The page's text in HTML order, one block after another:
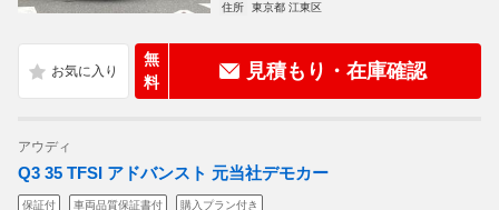
住所
東京都 江東区
無
料
見積もり・在庫確認
アウディ
Q3 35 TFSI アドバンスト 元当社デモカー
保証付 車両品質保証書付 購入プラン付き